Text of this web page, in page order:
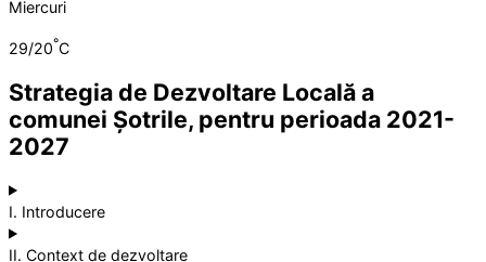
Miercuri
29/20°C
Strategia de Dezvoltare Locală a
comunei Șotrile, pentru perioada 2021-
2027
I. Introducere
II. Context de dezvoltare